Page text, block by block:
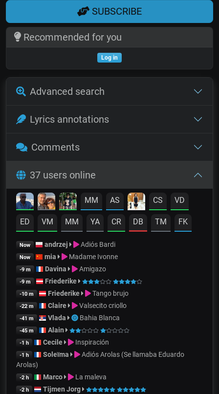
SUBSCRIBE
Recommended for you
Log in
Advanced search
Lyrics annotations
Comments
37 users online
MM AS CS VD
ED VM MM YA CR DB TM FK
Now andrzej Adiós Bardi
Now mia Madame Ivonne
-9 m Davina Amigazo
-9 m Friederike
-10 m Friederike Tango brujo
-22 m Claire Valsecito criollo
-41 m Vlada Bahia Blanca
-45 m Alain
-1 h Cecile Inspiración
-1 h Soleïma
Adiós Arolas (Se llamaba Eduardo
Arolas)
-2 h Marco La maleva
-2 h Tijmen Jorg